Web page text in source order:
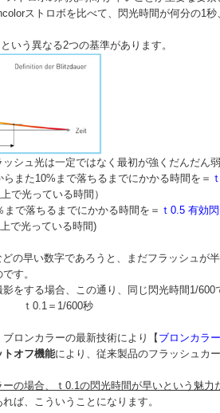
ストロボを比べて、閃光時間が何分の1秒
いう異なる2つの基準があります。
ッシュ光は一定ではなく最初が強くだんだん
また10%まで落ちるまでにかかる時間を＝
で光っている時間）
で落ちるまでにかかる時間を＝ ｔ0.5 有効
で光っている時間)
どの早い数字であろうと、まだフラッシュ
す。
をする場合、この通り、同じ閃光時間1/
0.1＝1/600秒
ロンカラーの最新技術により【 ブロンカラ
トオフ機能により、従来製品のフラッシュカ
ーの場合、ｔ0.1の閃光時間が早いという魅
れば、こういうことになります。